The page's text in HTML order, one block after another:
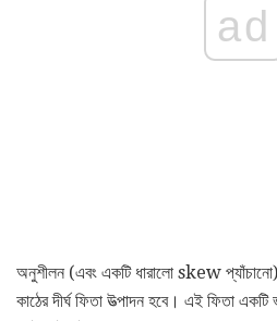
ad
অনুশীলন (এবং একটি ধারালো skew
কাঠের দীর্ঘ ফিতা উত্পাদন হবে। এই ফিতা একটি